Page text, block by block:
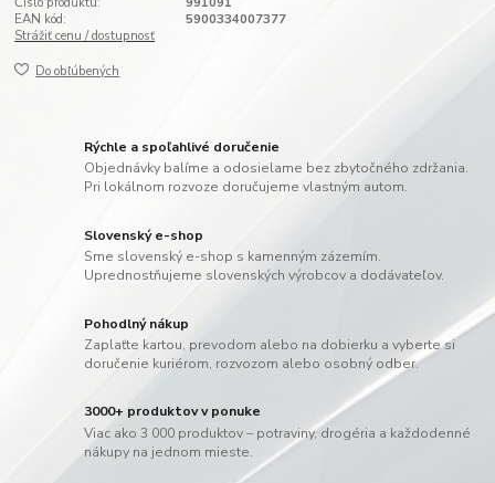
EAN kód:
5900334007377
Strážiť cenu / dostupnosť
Do obľúbených
Rýchle a spoľahlivé doručenie
Objednávky balíme a odosielame bez zbytočného zdržania.
Pri lokálnom rozvoze doručujeme vlastným autom.
Slovenský e-shop
Sme slovenský e-shop s kamenným zázemím.
Uprednostňujeme slovenských výrobcov a dodávateľov.
Pohodlný nákup
Zaplaťte kartou, prevodom alebo na dobierku a vyberte si
doručenie kuriérom, rozvozom alebo osobný odber.
3000+ produktov v ponuke
Viac ako 3 000 produktov – potraviny, drogéria a každodenné
nákupy na jednom mieste.